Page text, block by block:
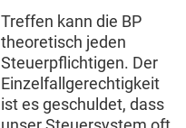
Treffen kann die BP
theoretisch jeden
Steuerpflichtigen. Der
Einzelfallgerechtigkeit
ist es geschuldet, dass